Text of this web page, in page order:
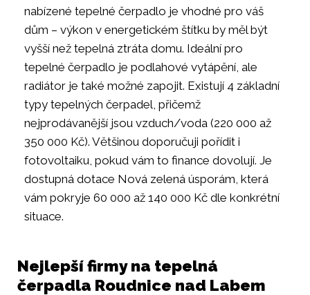
nabízené tepelné čerpadlo je vhodné pro váš
dům – výkon v energetickém štítku by měl být
vyšší než tepelná ztráta domu. Ideální pro
tepelné čerpadlo je podlahové vytápění, ale
radiátor je také možné zapojit. Existují 4 základní
typy tepelných čerpadel, přičemž
nejprodávanější jsou vzduch/voda (220 000 až
350 000 Kč). Většinou doporučuji pořídit i
fotovoltaiku, pokud vám to finance dovolují. Je
dostupná dotace Nová zelená úsporám, která
vám pokryje 60 000 až 140 000 Kč dle konkrétní
situace.
Nejlepší firmy na tepelná
čerpadla Roudnice nad Labem